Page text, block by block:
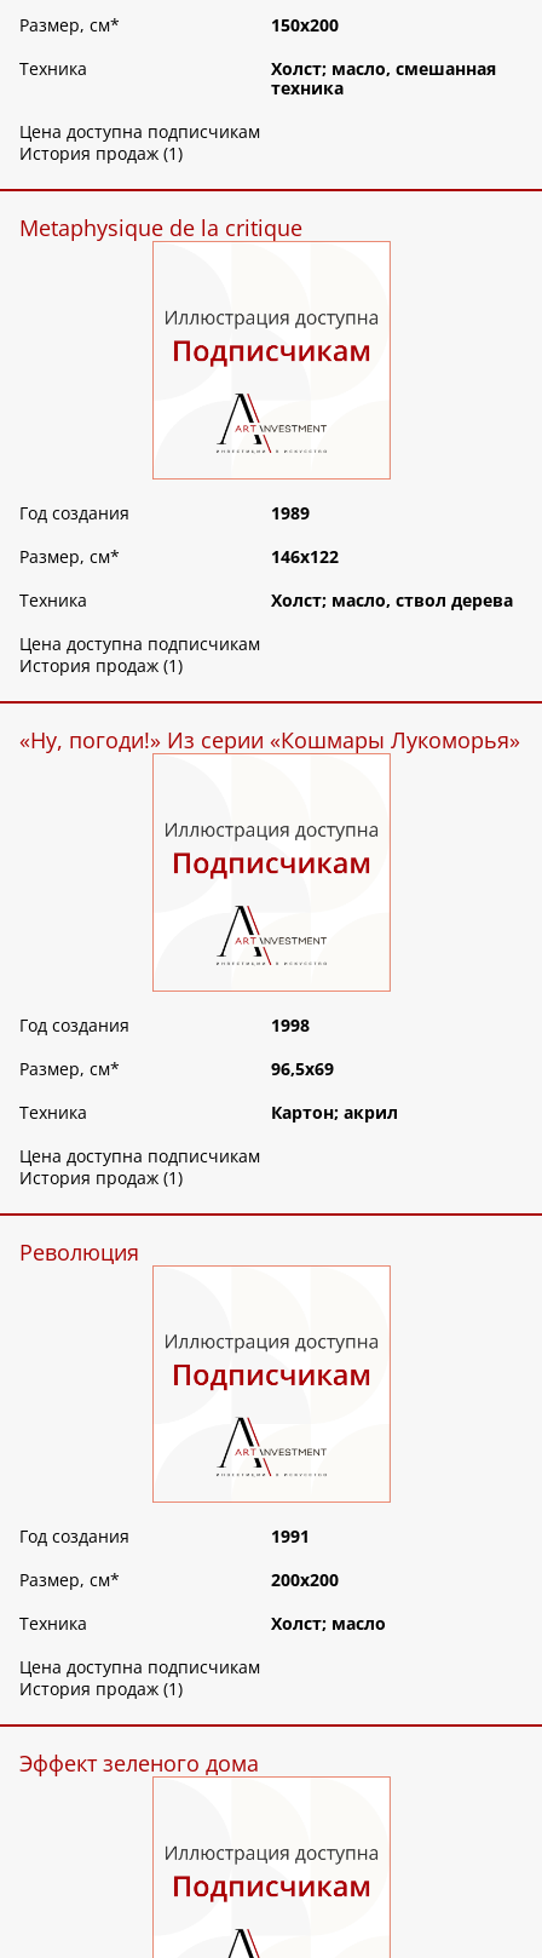
Размер, см*
150х200
Техника
Холст; масло, смешанная
техника
Цена доступна подписчикам
История продаж (1)
Metaphysique de la critique
Год создания
1989
Размер, см*
146х122
Техника
Холст; масло, ствол дерева
Цена доступна подписчикам
История продаж (1)
«Ну, погоди!» Из серии «Кошмары Лукоморья»
Год создания
1998
Размер, см*
96,5х69
Техника
Картон; акрил
Цена доступна подписчикам
История продаж (1)
Революция
Год создания
1991
Размер, см*
200х200
Техника
Холст; масло
Цена доступна подписчикам
История продаж (1)
Эффект зеленого дома